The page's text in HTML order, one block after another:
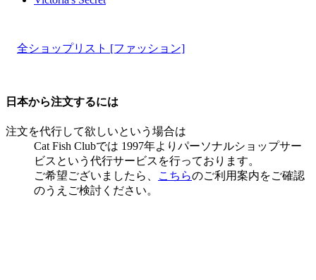
全ショップリスト [ファッション]
日本から注文するには
注文を代行して欲しいという場合は
Cat Fish Clubでは 1997年よりパーソナルショップサー
ビスという代行サービスを行っております。
ご希望ございましたら、
こちらのご利用案内をご確認
のうえご検討ください。